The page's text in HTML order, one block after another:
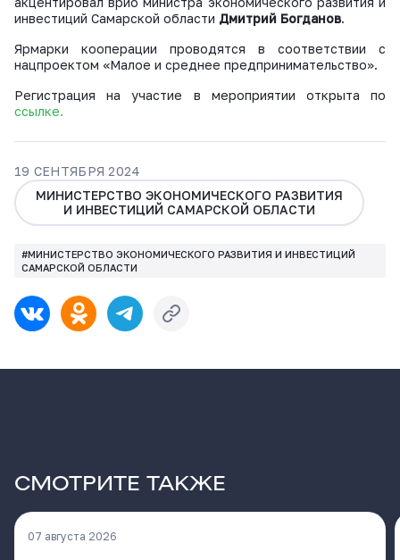
инвестиций Самарской области Дмитрий Богданов.
Ярмарки кооперации проводятся в соответствии с
нацпроектом «Малое и среднее предпринимательство».
Регистрация на участие в мероприятии открыта по
ссылке.
МИНИСТЕРСТВО ЭКОНОМИЧЕСКОГО РАЗВИТИЯ
И ИНВЕСТИЦИЙ САМАРСКОЙ ОБЛАСТИ
19 СЕНТЯБРЯ 2024
#МИНИСТЕРСТВО ЭКОНОМИЧЕСКОГО РАЗВИТИЯ И ИНВЕСТИЦИЙ
САМАРСКОЙ ОБЛАСТИ
СМОТРИТЕ ТАКЖЕ
07 августа 2026